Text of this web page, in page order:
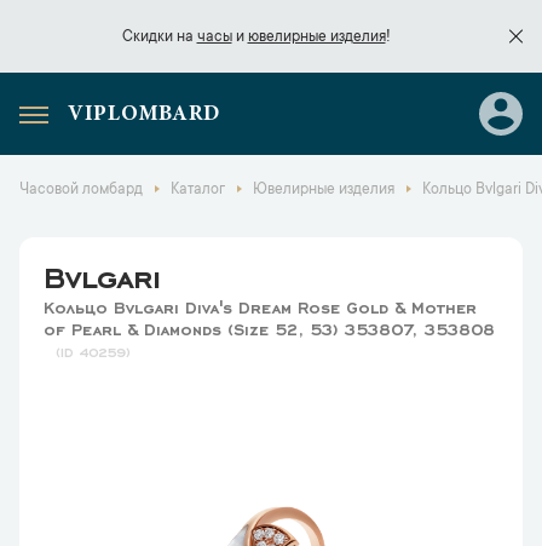
Скидки на часыи ювелирные изделия!
Скидки начасы
VIPLOMBARD
Часовой ломбард Каталог Ювелирные изделия Кольцо Bvlgari
Bvlgari
Кольцо Bvlgari Diva's Dream Rose Gold & Mother
of Pearl & Diamonds (Size 52, 53) 353807, 353808
40259